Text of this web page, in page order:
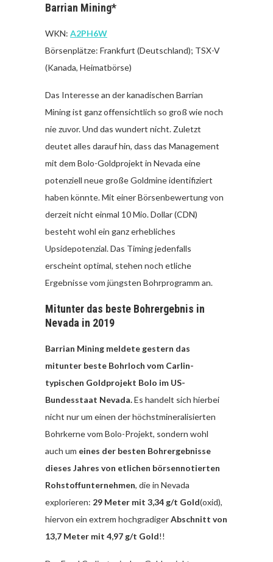
Barrian Mining*
WKN: A2PH6W
Börsenplätze: Frankfurt (Deutschland); TSX-V
(Kanada, Heimatbörse)
Das Interesse an der kanadischen Barrian
Mining ist ganz offensichtlich so groß wie noch
nie zuvor. Und das wundert nicht. Zuletzt
deutet alles darauf hin, dass das Management
mit dem Bolo-Goldprojekt in Nevada eine
potenziell neue große Goldmine identifiziert
haben könnte. Mit einer Börsenbewertung von
derzeit nicht einmal 10 Mio. Dollar (CDN)
besteht wohl ein ganz erhebliches
Upsidepotenzial. Das Timing jedenfalls
erscheint optimal, stehen noch etliche
Ergebnisse vom jüngsten Bohrprogramm an.
Mitunter das beste Bohrergebnis in
Nevada in 2019
Barrian Mining meldete gestern das
mitunter beste Bohrloch vom Carlin-
typischen Goldprojekt Bolo im US-
Bundesstaat Nevada.Es handelt sich hierbei
nicht nur um einen der höchstmineralisierten
Bohrkerne vom Bolo-Projekt, sondern wohl
auch um eines der besten Bohrergebnisse
dieses Jahres von etlichen börsennotierten
Rohstoffunternehmen, die in Nevada
explorieren: 29 Meter mit 3,34 g/t Gold(oxid),
hiervon ein extrem hochgradigerAbschnitt von
13,7 Meter mit 4,97 g/t Gold!!